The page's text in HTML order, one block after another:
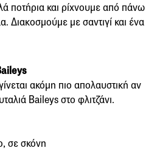
ποτήρια και ρίχνουμε από πάνω
Διακοσμούμε με σαντιγί και ένα
ακόμη πιο απολαυστική αν
Baileys στο φλιτζάνι.
σε σκόνη